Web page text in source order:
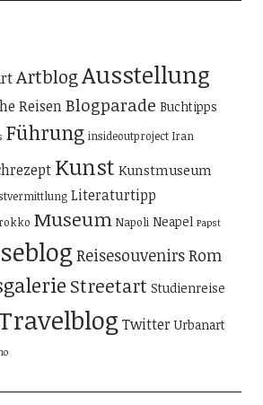
ArtblogAusstellung
ReisenBlogparade Buchtipps
Führung insideoutproject Iran
Kunst Kunstmuseum
Literaturtipp
Museum Napoli Neapel Papst
ReisesouvenirsRom
Streetart Studienreise
Twitter Urbanart